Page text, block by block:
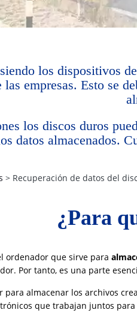
los dispositivos
empresas. Esto se
los discos duros
datos almacenados.
> Recuperación de datos del
¿Para
ordenador que sirve para
Por tanto, es una parte
almacenar los archivos
que trabajan juntos